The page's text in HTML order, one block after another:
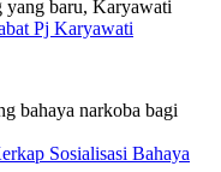
Pj Karyawati
Sosialisasi Bahaya